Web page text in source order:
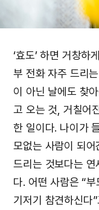
‘효도’ 하면 거창하
부 전화 자주 드리
이 아닌 날에도 찾
고 오는 것, 거칠어
한 일이다. 나이가
모없는 사람이 되
드리는 것보다는
다. 어떤 사람은 “
기저기 참견하신다